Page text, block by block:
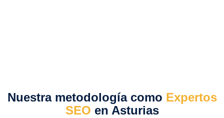
Nuestra metodología como Expertos
SEO en Asturias